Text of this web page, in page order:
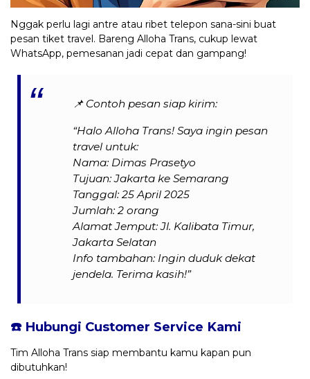
Nggak perlu lagi antre atau ribet telepon sana-sini buat
pesan tiket travel. Bareng Alloha Trans, cukup lewat
WhatsApp, pemesanan jadi cepat dan gampang!
📌 Contoh pesan siap kirim:
“Halo Alloha Trans! Saya ingin pesan
travel untuk:
Nama: Dimas Prasetyo
Tujuan: Jakarta ke Semarang
Tanggal: 25 April 2025
Jumlah: 2 orang
Alamat Jemput: Jl. Kalibata Timur,
Jakarta Selatan
Info tambahan: Ingin duduk dekat
jendela. Terima kasih!”
☎️ Hubungi Customer Service Kami
Tim Alloha Trans siap membantu kamu kapan pun
dibutuhkan!